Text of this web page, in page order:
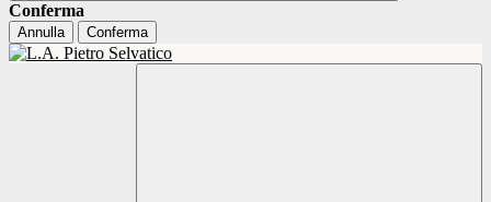
Conferma
Annulla Conferma